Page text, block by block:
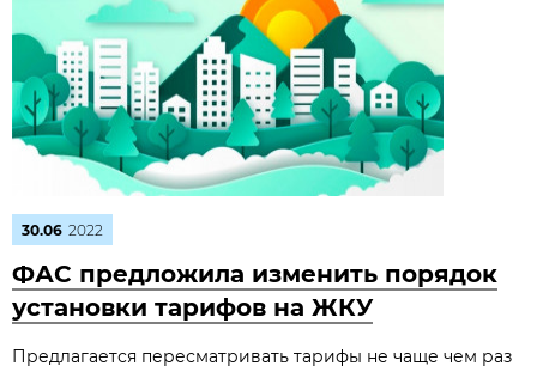
30.06 2022
ФАС предложила изменить порядок
установки тарифов на ЖКУ
Предлагается пересматривать тарифы не чаще чем раз